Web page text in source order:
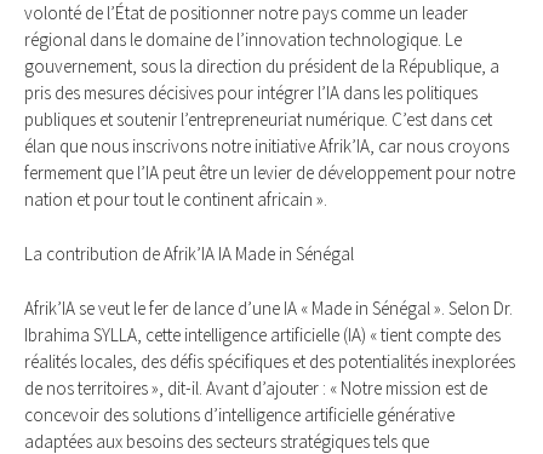
volonté de l’État de positionner notre pays comme un leader
régional dans le domaine de l’innovation technologique. Le
gouvernement, sous la direction du président de la République, a
pris des mesures décisives pour intégrer l’IA dans les politiques
publiques et soutenir l’entrepreneuriat numérique. C’est dans cet
élan que nous inscrivons notre initiative Afrik’IA, car nous croyons
fermement que l’IA peut être un levier de développement pour notre
nation et pour tout le continent africain ».
La contribution de Afrik’IA IA Made in Sénégal
Afrik’IA se veut le fer de lance d’une IA « Made in Sénégal ». Selon Dr.
Ibrahima SYLLA, cette intelligence artificielle (IA) « tient compte des
réalités locales, des défis spécifiques et des potentialités inexplorées
de nos territoires », dit-il. Avant d’ajouter : « Notre mission est de
concevoir des solutions d’intelligence artificielle générative
adaptées aux besoins des secteurs stratégiques tels que